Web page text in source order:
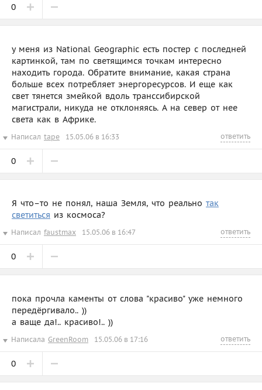
0
у меня из National Geographic есть постер с последней
картинкой, там по светящимся точкам интересно
находить города. Обратите внимание, какая страна
больше всех потребляет энергоресурсов. И еще как
свет тянется змейкой вдоль транссибирской
магистрали, никуда не отклоняясь. А на север от нее
света как в Африке.
Написал tape 15.05.06 в 16:33 ответить
0
Я что–то не понял, наша Земля, что реально так
светиться из космоса?
Написал faustmax 15.05.06 в 16:47 ответить
0
пока прочла каменты от слова "красиво" уже немного
передёргивало.. ))
а ваще да!.. красиво!.. ))
Написала GreenRoom 15.05.06 в 17:16 ответить
0